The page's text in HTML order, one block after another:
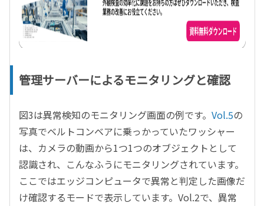
管理サーバーによるモニタリングと確認
図3は異常検知のモニタリング画面の例です。 Vol.5の
写真でベルトコンベアに乗っかっていたワッシャー
は、カメラの動画から1つ1つのオブジェクトとして
認識され、こんなふうにモニタリングされています。
ここではエッジコンピュータで異常と判定した画像だ
け確認するモードで表示しています。Vol.2で、異常